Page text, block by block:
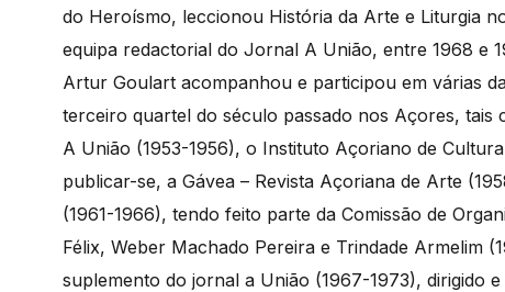
do Heroísmo, leccionou História da Arte e Liturgia
equipa redactorial do Jornal A União, entre 1968 e
Artur Goulart acompanhou e participou em várias
terceiro quartel do século passado nos Açores, tais
A União (1953-1956), o Instituto Açoriano de
publicar-se, a Gávea – Revista Açoriana de Arte
(1961-1966), tendo feito parte da Comissão de
Félix, Weber Machado Pereira e Trindade Armelim
suplemento do jornal a União (1967-1973), dirigido